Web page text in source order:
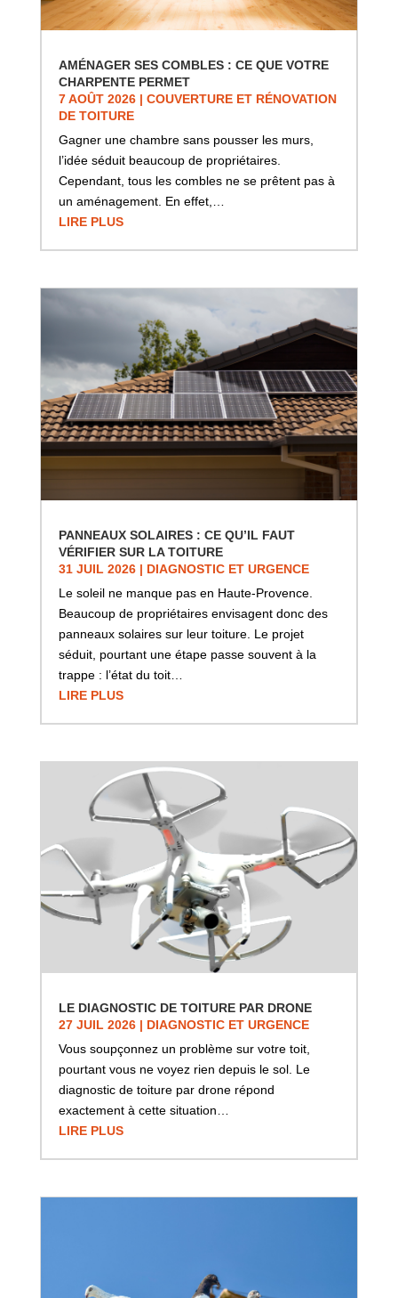
AMÉNAGER SES COMBLES : CE QUE VOTRE
CHARPENTE PERMET
7 AOÛT 2026| COUVERTURE ET RÉNOVATION
DE TOITURE
Gagner une chambre sans pousser les murs,
l’idée séduit beaucoup de propriétaires.
Cependant, tous les combles ne se prêtent pas à
un aménagement. En effet,…
LIRE PLUS
PANNEAUX SOLAIRES : CE QU’IL FAUT
VÉRIFIER SUR LA TOITURE
31 JUIL 2026| DIAGNOSTIC ET URGENCE
Le soleil ne manque pas en Haute-Provence.
Beaucoup de propriétaires envisagent donc des
panneaux solaires sur leur toiture. Le projet
séduit, pourtant une étape passe souvent à la
trappe : l’état du toit…
LIRE PLUS
LE DIAGNOSTIC DE TOITURE PAR DRONE
27 JUIL 2026| DIAGNOSTIC ET URGENCE
Vous soupçonnez un problème sur votre toit,
pourtant vous ne voyez rien depuis le sol. Le
diagnostic de toiture par drone répond
exactement à cette situation…
LIRE PLUS